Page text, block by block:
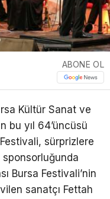
ABONE OL
Kültür Sanat ve
bu yıl 64’üncüsü
sürprizlere
Bursa Festivali’nin
sanatçı Fettah